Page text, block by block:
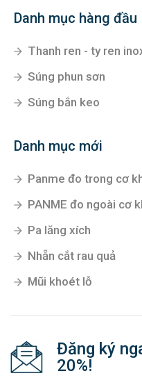
Danh mục hàng đầu
Thanh ren - ty ren
Súng phun sơn
Súng bắn keo
Danh mục mới
Panme đo trong cơ
PANME đo ngoài cơ
Pa lăng xích
Nhẵn cắt rau quả
Mũi khoét lỗ
Đăng ký
20%!